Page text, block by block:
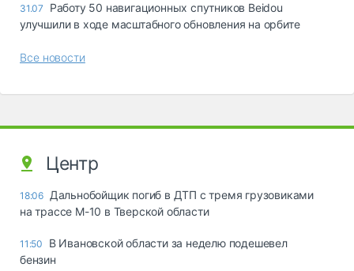
31.07
Работу 50 навигационных спутников Beidou
улучшили в ходе масштабного обновления на орбите
Все новости
Центр
18:06 Дальнобойщик погиб в ДТП с тремя грузовиками
на трассе М-10 в Тверской области
11:50
В Ивановской области за неделю подешевел
бензин